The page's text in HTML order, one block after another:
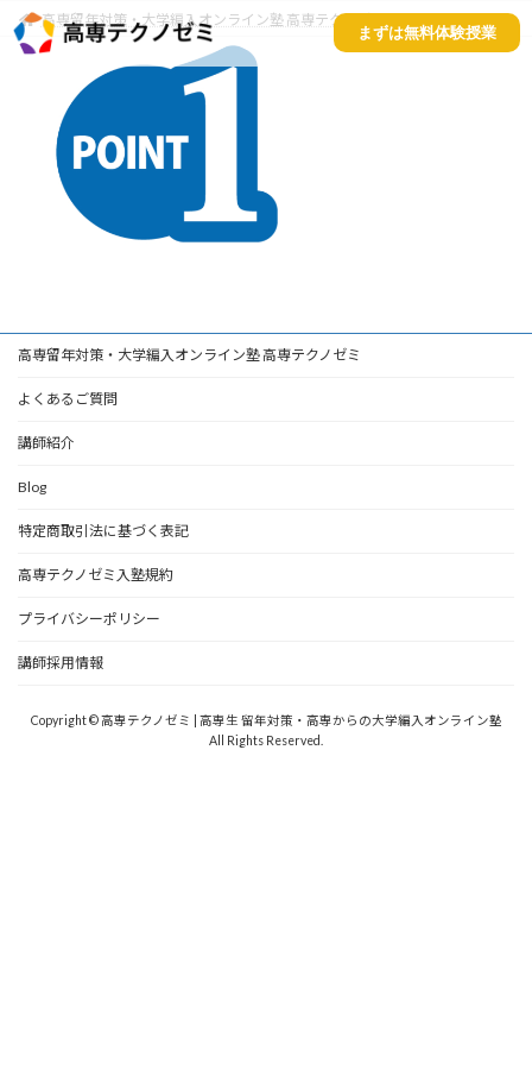
まずは無料体験授業
高専留年対策・大学編入オンライン塾 高専テクノゼミ New-file1
高専留年対策・大学編入オンライン塾 高専テクノゼミ
よくあるご質問
講師紹介
Blog
特定商取引法に基づく表記
高専テクノゼミ入塾規約
プライバシーポリシー
講師採用情報
Copyright © 高専テクノゼミ | 高専生 留年対策・高専からの大学編入オンライン塾
All Rights Reserved.